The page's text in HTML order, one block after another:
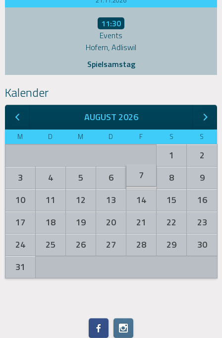
11:30
Events
Hofern, Adliswil
Spielsamstag
Kalender
AUGUST 2026
M D M D F S S
1
2
3
4 5 6 7 8
9
10
11 12 13 14 15
16
17
18 19 20 21 22
23
24
25 26 27 28 29
30
31